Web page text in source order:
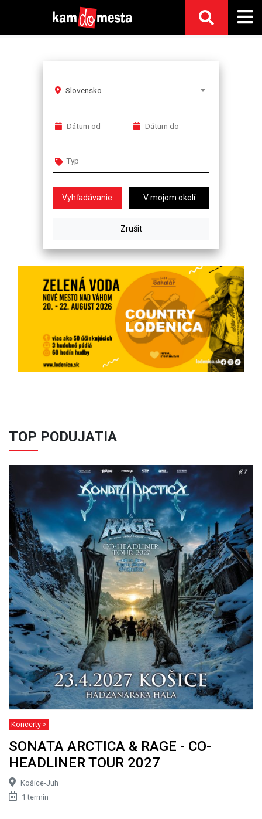
Slovensko
V mojom okolí
Next
TOP PODUJATIA
Koncerty >
SONATA ARCTICA & RAGE - CO-
HEADLINER TOUR 2027
Košice-Juh
1 termín